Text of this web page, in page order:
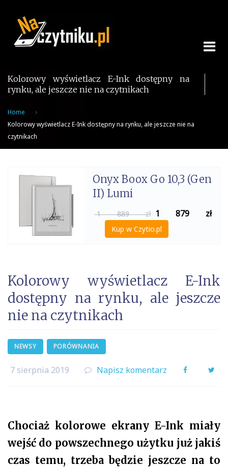
content
Kolorowy wyświetlacz E-Ink dostępny na
rynku, ale jeszcze nie na czytnikach
Home
Kolorowy wyświetlacz E-Ink dostępny na rynku, ale jeszcze nie na
czytnikach
Onyx Boox Go 10,3 (Gen
II) Lumi
1 889 zł 1 879 zł
Kup w Czytio.pl
Kolorowy wyświetlacz E-Ink
dostępny na rynku, ale jeszcze
nie na czytnikach
NEWSY PORÓWNANIA
7 sierpnia 2019 Napisz komentarz Facebook
Chociaż kolorowe ekrany E-Ink miały
wejść do powszechnego użytku już jakiś
czas temu, trzeba będzie jeszcze na to